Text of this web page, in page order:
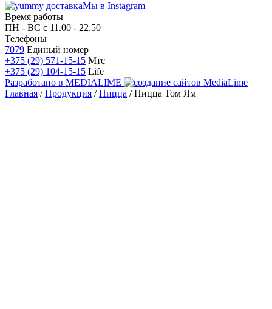
Мы в Instagram
Время работы
ПН - ВС с 11.00 - 22.50
Телефоны
7079 Единый номер
+375 (29) 571-15-15 Мтс
+375 (29) 104-15-15 Life
Разработано в MEDIALIME
Главная /Продукция /Пицца /Пицца Том Ям